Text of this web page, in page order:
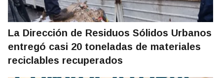
La Dirección de Residuos Sólidos Urbanos
entregó casi 20 toneladas de materiales
reciclables recuperados